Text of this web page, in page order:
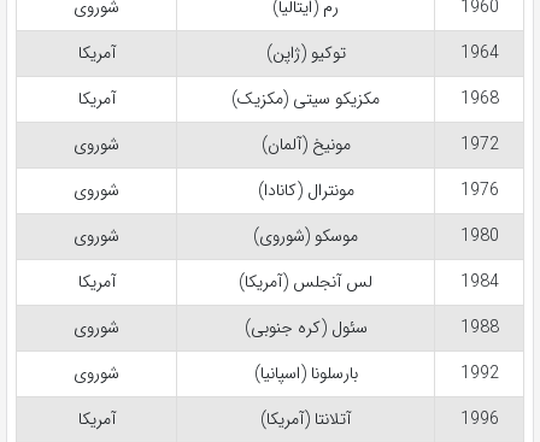
1960 رم (ایتالیا)
شوروی
1964
توکیو (ژاپن)
آمریکا
1968
مکزیکو سیتی (مکزیک)
آمریکا
1972
مونیخ (آلمان)
شوروی
1976
مونترال (کانادا)
شوروی
1980
موسکو (شوروی)
شوروی
1984
لس آنجلس (آمریکا)
آمریکا
1988
سئول (کره جنوبی)
شوروی
1992
بارسلونا (اسپانیا)
شوروی
1996
آتلانتا (آمریکا)
آمریکا